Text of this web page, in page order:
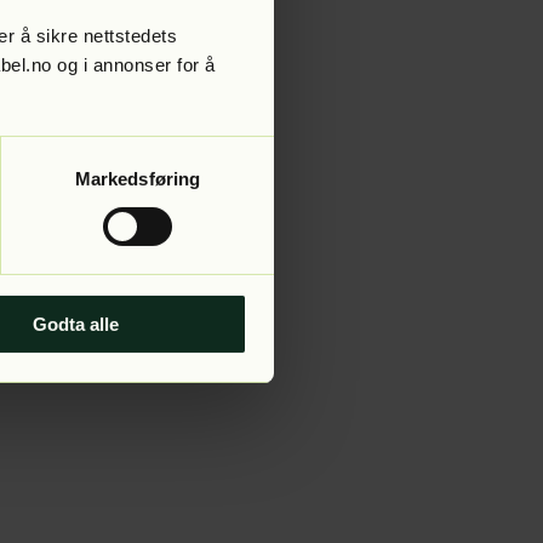
å sikre nettstedets
og i annonser for å
Markedsføring
Godta alle